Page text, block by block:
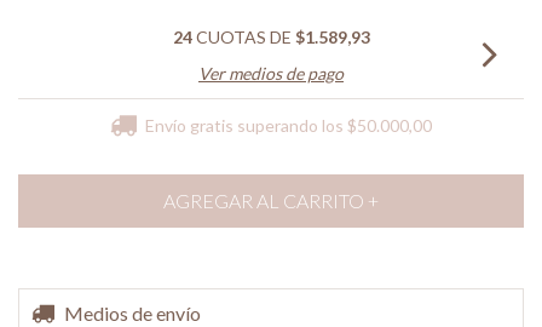
24CUOTAS DE $1.589,93
Ver medios de pago
Envío gratis superando los $50.000,00
Entregas para el CP:
Medios de envío